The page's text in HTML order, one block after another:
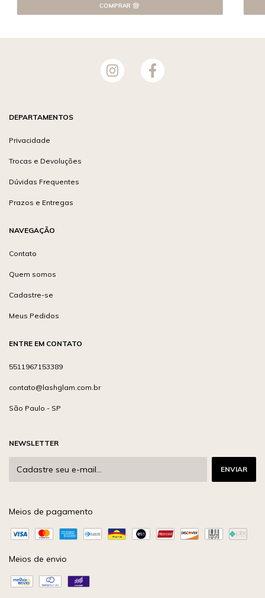
DEPARTAMENTOS
Privacidade
Trocas e Devoluções
Dúvidas Frequentes
Prazos e Entregas
NAVEGAÇÃO
Contato
Quem somos
Cadastre-se
Meus Pedidos
ENTRE EM CONTATO
5511967153389
contato@lashglam.com.br
São Paulo - SP
NEWSLETTER
Meios de pagamento
Meios de envio